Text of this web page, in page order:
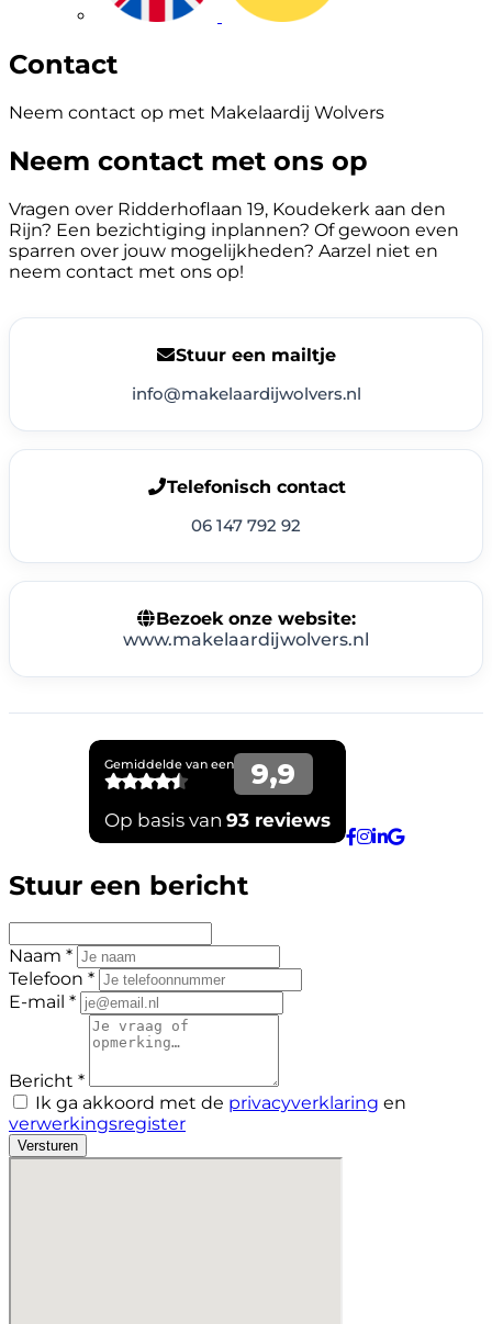
Contact
Neem contact op met Makelaardij Wolvers
Neem contact met ons op
Vragen over Ridderhoflaan 19, Koudekerk aan den
Rijn? Een bezichtiging inplannen? Of gewoon even
sparren over jouw mogelijkheden? Aarzel niet en
neem contact met ons op!
Stuur een mailtje
info@makelaardijwolvers.nl
Telefonisch contact
06 147 792 92
Bezoek onze website:
www.makelaardijwolvers.nl
Stuur een bericht
Naam *
Telefoon *
E-mail *
Bericht *
Ik ga akkoord met de privacyverklaring en
verwerkingsregister
Versturen